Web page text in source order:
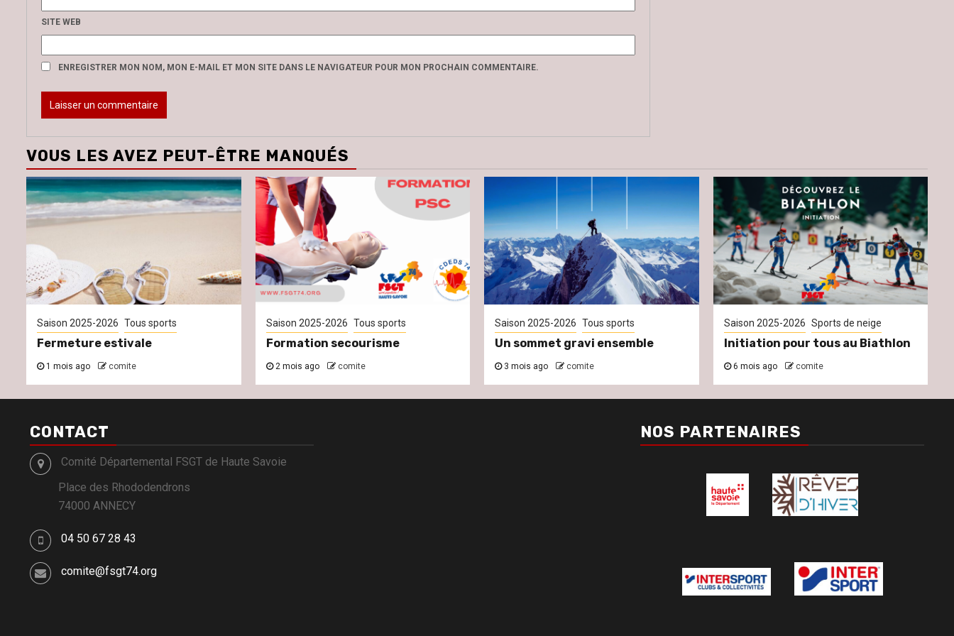
SITE WEB
ENREGISTRER MON NOM, MON E-MAIL ET MON SITE DANS LE NAVIGATEUR POUR MON PROCHAIN COMMENTAIRE.
VOUS LES AVEZ PEUT-ÊTRE MANQUÉS
Saison 2025-2026 Tous sports
Fermeture estivale
1 mois ago comite
Saison 2025-2026 Tous sports
Formation secourisme
2 mois ago comite
Saison 2025-2026 Tous sports
Un sommet gravi ensemble
3 mois ago comite
Saison 2025-2026 Sports de neige
Initiation pour tous au Biathlon
6 mois ago comite
CONTACT
Comité Départemental FSGT de Haute Savoie
Place des Rhododendrons
74000 ANNECY
04 50 67 28 43
comite@fsgt74.org
NOS PARTENAIRES